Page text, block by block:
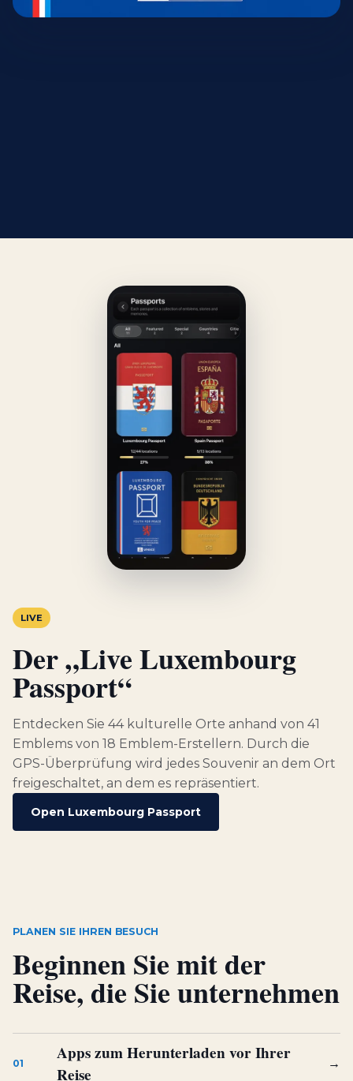
LIVE
Der „Live Luxembourg
Passport“
Entdecken Sie 44 kulturelle Orte anhand von 41
Emblems von 18 Emblem-Erstellern. Durch die
GPS-Überprüfung wird jedes Souvenir an dem Ort
freigeschaltet, an dem es repräsentiert.
Open Luxembourg Passport
PLANEN SIE IHREN BESUCH
Beginnen Sie mit der
Reise, die Sie unternehmen
01
Apps zum Herunterladen vor Ihrer
Reise
→